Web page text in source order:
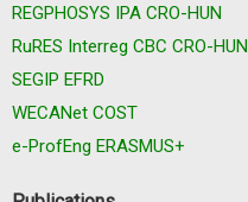
REGPHOSYS IPA CRO-HUN
RuRES Interreg CBC CRO-HUN
SEGIP EFRD
WECANet COST
e-ProfEng ERASMUS+